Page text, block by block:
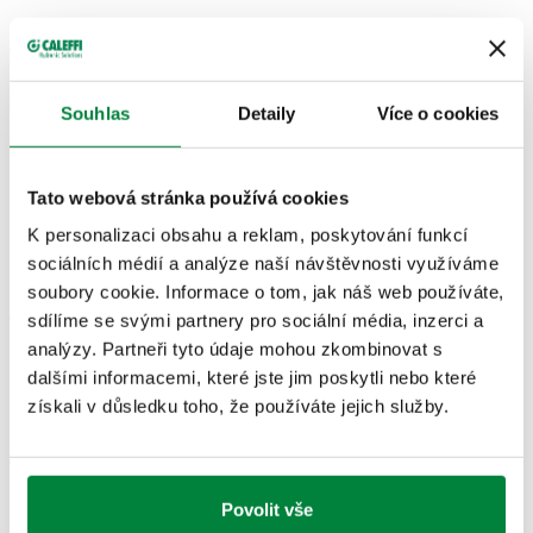
Souhlas Detaily Více o cookies
Tato webová stránka používá cookies
K personalizaci obsahu a reklam, poskytování funkcí
sociálních médií a analýze naší návštěvnosti využíváme
soubory cookie. Informace o tom, jak náš web používáte,
sdílíme se svými partnery pro sociální média, inzerci a
analýzy. Partneři tyto údaje mohou zkombinovat s
dalšími informacemi, které jste jim poskytli nebo které
získali v důsledku toho, že používáte jejich služby.
Povolit vše
Text výběrového řízení
CALEFFI, 662625. Pár rozdělovače a sběrače. S
uzavíracími a regulačními ventily pro předregulaci
1" A (ISO 228-1) M. Výstupní připojení: G 3/4" A (ISO
228-1) M, 2 vývody, Spojení pro armatury Caleffi.
Maximální pracovní tlak: 10 bar. Rozsah teplot průt.
média: 5–100 °C. Středová vzdálenost vývodu: 50 mm.
SCIP code
e244d3a5ff3a
662635
G 1" (ISO
228-1) F
G 1" A (ISO
228-1) M
G 3/4" A (ISO
228-1) M
3 vývody
662645
228-1) F
228-1) M
228-1) M